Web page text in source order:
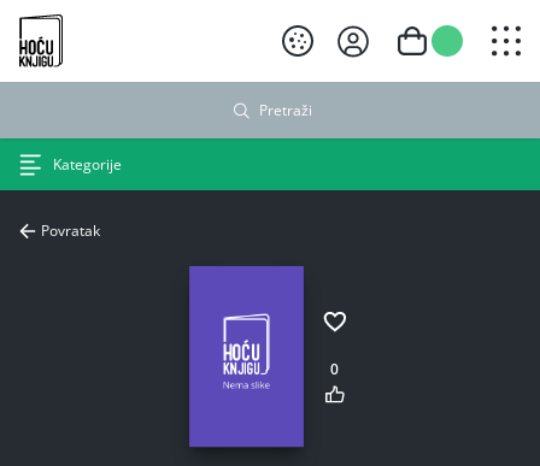
Hoću knjigu crni logo
Pretraži
Kategorije
Povratak
0